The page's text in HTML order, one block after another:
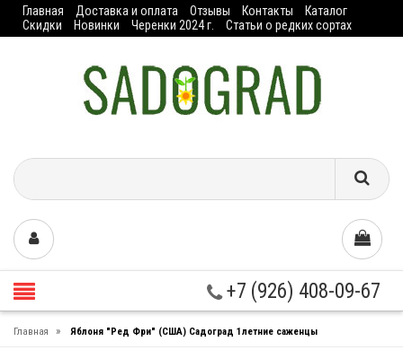
Главная Доставка и оплата Отзывы Контакты
Каталог
Скидки
Новинки Черенки 2024 г. Статьи о редких сортах
+7 (926) 408-09-67
Главная » Яблоня "Ред Фри" (США) Садоград 1летние саженцы